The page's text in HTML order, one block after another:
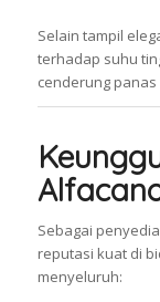
Selain tampil
terhadap suhu
cenderung
Sebagai
reputasi kuat di
menyeluruh: